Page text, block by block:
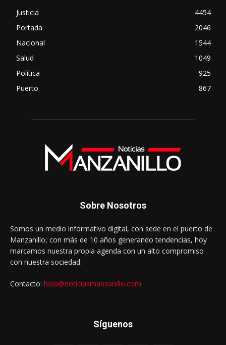
Justicia
4454
Portada
2046
Nacional
1544
Salud
1049
Política
925
Puerto
867
Sobre Nosotros
Somos un medio informativo digital, con sede en el puerto de
Manzanillo, con más de 10 años generando tendencias, hoy
marcamos nuestra propia agenda con un alto compromiso
con nuestra sociedad.
Contacto: hola@noticiasmanzanillo.com
Síguenos